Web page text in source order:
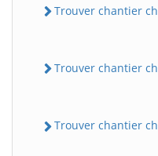
Trouver chantier
Trouver chantier
Trouver chantier